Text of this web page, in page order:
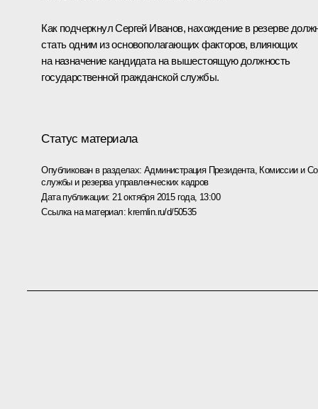
Как подчеркнулСергей Иванов, нахождение в резерве
стать одним из основополагающих факторов, влияющих
на назначение кандидата на вышестоящую должность
государственной гражданской службы.
Статус материала
Опубликован в разделах: Администрация Президента, Комиссии и
службы и резерва управленческих кадров
Дата публикации: 21 октября 2015 года, 13:00
Ссылка на материал: kremlin.ru/d/50535